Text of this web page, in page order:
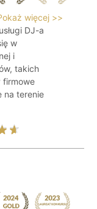
więcej >>
DJ-a
w
i
takich
firmowe
na terenie